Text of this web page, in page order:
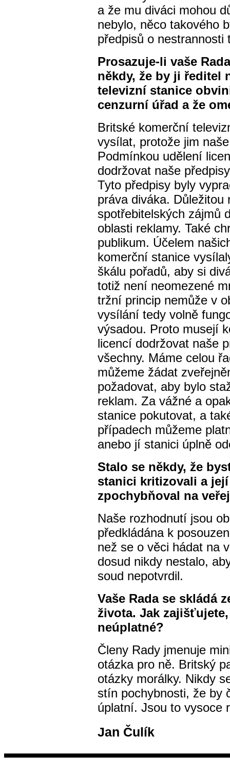
a že mu diváci mohou
nebylo, něco takového
předpisů o
Prosazuje-li vaše
někdy, že by ji ředitel
televizní stanice
cenzurní úřad a že
Britské komerční
vysílat, protože jim
Podmínkou udělení
dodržovat naše
Tyto předpisy byly
práva diváka. Důležitou
spotřebitelských zájmů
oblasti reklamy. Také
publikum. Účelem
komerční stanice
škálu pořadů, aby si
totiž není neomezené
tržní princip nemůže v
vysílání tedy volně
výsadou. Proto musejí
licencí dodržovat naše
všechny. Máme celou
můžeme žádat
požadovat, aby bylo
reklam. Za vážné a
stanice pokutovat, a
případech můžeme
anebo jí stanici úplně
Stalo se někdy, že
stanici kritizovali a
zpochybňoval na
Naše rozhodnutí jsou
předkládána k
než se o věci hádat na
dosud nikdy nestalo,
soud nepotvrdil.
Vaše Rada se skládá
života. Jak
neúplatné?
Členy Rady jmenuje
otázka pro ně. Britský
otázky morálky. Nikdy
stín pochybnosti, že by
úplatní. Jsou to vysoce
Jan Čulík